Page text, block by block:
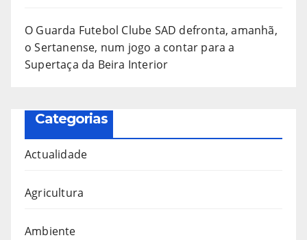
O Guarda Futebol Clube SAD defronta, amanhã,
o Sertanense, num jogo a contar para a
Supertaça da Beira Interior
Categorias
Actualidade
Agricultura
Ambiente